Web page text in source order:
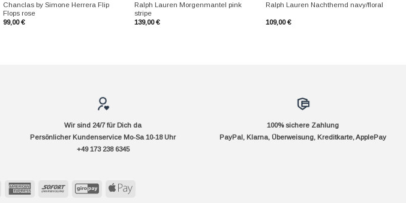
Chanclas by Simone Herrera Flip
Flops rose
99,00€
Ralph Lauren Morgenmantel pink
stripe
139,00€
Ralph Lauren Nachthemd navy/floral
109,00€
Wir sind 24/7 für Dich da
Persönlicher Kundenservice Mo-Sa 10-18 Uhr
+49 173 238 6345
100% sichere Zahlung
PayPal, Klarna, Überweisung, Kreditkarte, ApplePay
Visa
AmericanSofort GiroPay Apple